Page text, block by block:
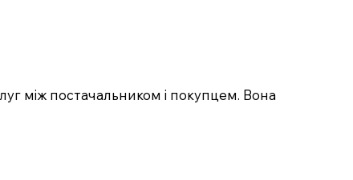
між постачальником і покупцем. Вона